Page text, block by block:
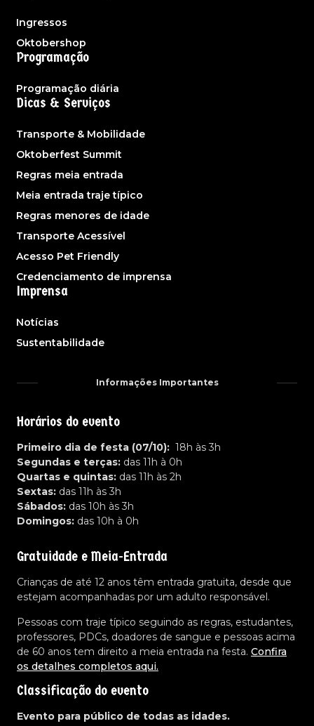
Ingressos
Oktobershop
Programação
Programação diária
Dicas & Serviços
Transporte & Mobilidade
Oktoberfest Summit
Regras meia entrada
Meia entrada traje típico
Regras menores de idade
Transporte Acessível
Acesso Pet Friendly
Credenciamento de imprensa
Imprensa
Notícias
Sustentabilidade
Informações Importantes
Horários do evento
Primeiro dia de festa (07/10): 18h às 3h
Segundas e terças: das 11h à 0h
Quartas e quintas: das 11h às 2h
Sextas: das 11h às 3h
Sábados: das 10h às 3h
Domingos: das 10h à 0h
Gratuidade e Meia-Entrada
Crianças de até 12 anos têm entrada gratuita, desde que
estejam acompanhadas por um adulto responsável.
Pessoas com traje típico seguindo as regras, estudantes,
professores, PDCs, doadores de sangue e pessoas acima
de 60 anos tem direito a meia entrada na festa. Confira
os detalhes completos aqui.
Classificação do evento
Evento para público de todas as idades.